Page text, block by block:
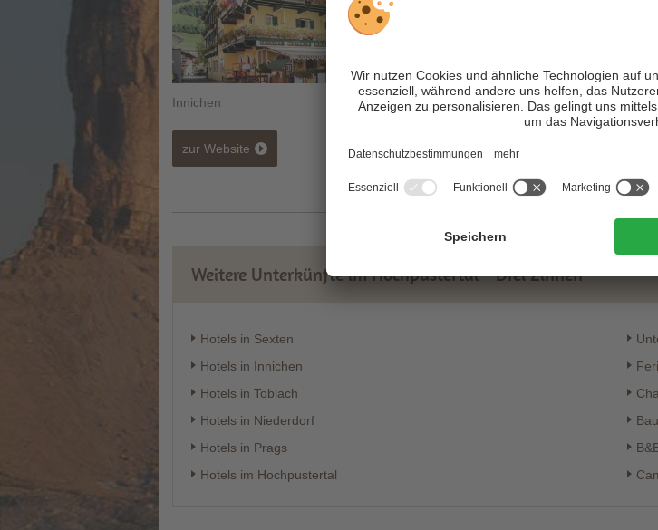
Innichen
zur Website
Prags / Innerprags
zur Website
Weitere Unterkünfte im Hochpustertal - Drei Zinnen
Hotels in Sexten
Hotels in Innichen
Hotels in Toblach
Hotels in Niederdorf
Hotels in Prags
Hotels im Hochpustertal